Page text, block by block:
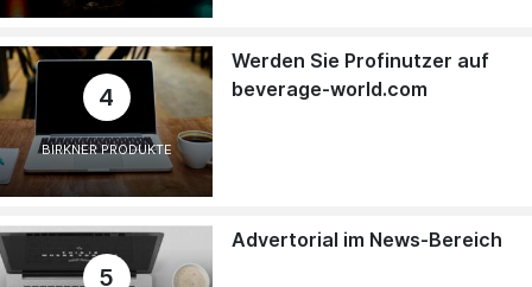
4
BIRKNER PRODUKTE
Werden Sie Profinutzer auf
beverage-world.com
5
Advertorial im News-Bereich